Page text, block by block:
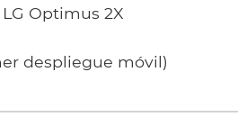
LG Optimus 2X
despliegue móvil)